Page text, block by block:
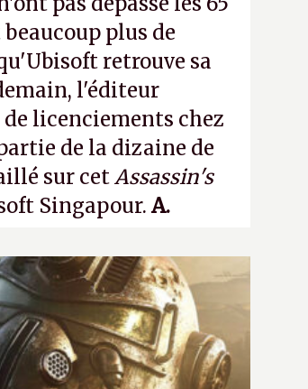
plus de
retrouve sa
l'éditeur
licenciements chez
de la dizaine de
sur cetAssassin's
Singapour. A.